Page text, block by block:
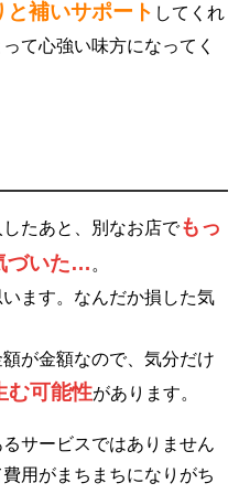
補いサポート してくれ
て心強い味方になってく
たあと、別なお店でもっ
づいた…
ます。なんだか損した気
が金額なので、気分だけ
む可能性があります。
サービスではありません
用がまちまちになりがち